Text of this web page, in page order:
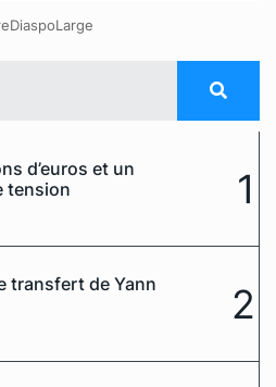
d’euros et un
tension
1
transfert de Yann
2